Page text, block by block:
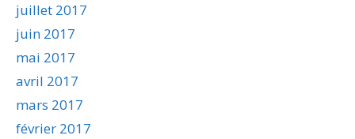
juillet 2017
juin 2017
mai 2017
avril 2017
mars 2017
février 2017